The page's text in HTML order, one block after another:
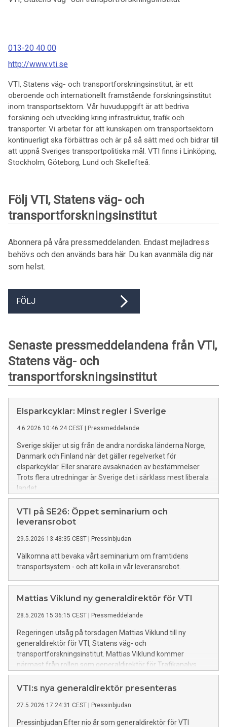
013-20 40 00
http://www.vti.se
VTI, Statens väg- och transportforskningsinstitut, är ett
oberoende och internationellt framstående forskningsinstitut
inom transportsektorn. Vår huvuduppgift är att bedriva
forskning och utveckling kring infrastruktur, trafik och
transporter. Vi arbetar för att kunskapen om transportsektorn
kontinuerligt ska förbättras och är på så sätt med och bidrar till
att uppnå Sveriges transportpolitiska mål. VTI finns i Linköping,
Stockholm, Göteborg, Lund och Skellefteå.
Följ VTI, Statens väg- och
transportforskningsinstitut
Abonnera på våra pressmeddelanden. Endast mejladress
behövs och den används bara här. Du kan avanmäla dig när
som helst.
FÖLJ
Senaste pressmeddelandena från VTI,
Statens väg- och
transportforskningsinstitut
Elsparkcyklar: Minst regler i Sverige
4.6.2026 10:46:24 CEST Pressmeddelande
Sverige skiljer ut sig från de andra nordiska länderna Norge,
Danmark och Finland när det gäller regelverket för
elsparkcyklar. Eller snarare avsaknaden av bestämmelser.
Trots flera utredningar är Sverige det i särklass mest liberala
landet.
VTI på SE26: Öppet seminarium och
leveransrobot
29.5.2026 13:48:35 CEST Pressinbjudan
Välkomna att bevaka vårt seminarium om framtidens
transportsystem - och att kolla in vår leveransrobot.
Mattias Viklund ny generaldirektör för VTI
28.5.2026 15:36:15 CEST Pressmeddelande
Regeringen utsåg på torsdagen Mattias Viklund till ny
generaldirektör för VTI, Statens väg- och
transportforskningsinstitut. Mattias Viklund kommer
närmast från rollen som generaldirektör för Trafikanalys.
VTI:s nya generaldirektör presenteras
27.5.2026 17:24:31 CEST Pressinbjudan
Pressinbjudan Efter nio år som generaldirektör för VTI